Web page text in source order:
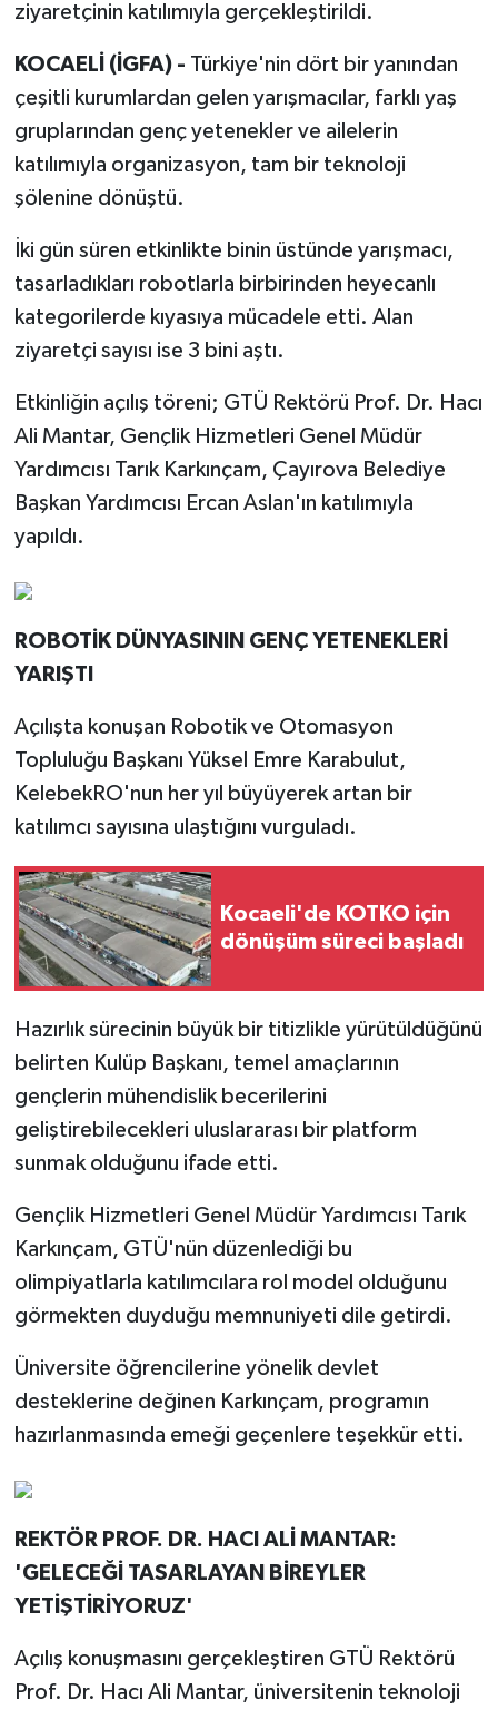
ziyaretçinin katılımıyla gerçekleştirildi.
KOCAELİ (İGFA) - Türkiye'nin dört bir yanından
çeşitli kurumlardan gelen yarışmacılar, farklı yaş
gruplarından genç yetenekler ve ailelerin
katılımıyla organizasyon, tam bir teknoloji
şölenine dönüştü.
İki gün süren etkinlikte binin üstünde yarışmacı,
tasarladıkları robotlarla birbirinden heyecanlı
kategorilerde kıyasıya mücadele etti. Alan
ziyaretçi sayısı ise 3 bini aştı.
Etkinliğin açılış töreni; GTÜ Rektörü Prof. Dr. Hacı
Ali Mantar, Gençlik Hizmetleri Genel Müdür
Yardımcısı Tarık Karkınçam, Çayırova Belediye
Başkan Yardımcısı Ercan Aslan'ın katılımıyla
yapıldı.
ROBOTİK DÜNYASININ GENÇ YETENEKLERİ
YARIŞTI
Açılışta konuşan Robotik ve Otomasyon
Topluluğu Başkanı Yüksel Emre Karabulut,
KelebekRO'nun her yıl büyüyerek artan bir
katılımcı sayısına ulaştığını vurguladı.
Kocaeli'de KOTKO için
dönüşüm süreci başladı
Hazırlık sürecinin büyük bir titizlikle yürütüldüğünü
belirten Kulüp Başkanı, temel amaçlarının
gençlerin mühendislik becerilerini
geliştirebilecekleri uluslararası bir platform
sunmak olduğunu ifade etti.
Gençlik Hizmetleri Genel Müdür Yardımcısı Tarık
Karkınçam, GTÜ'nün düzenlediği bu
olimpiyatlarla katılımcılara rol model olduğunu
görmekten duyduğu memnuniyeti dile getirdi.
Üniversite öğrencilerine yönelik devlet
desteklerine değinen Karkınçam, programın
hazırlanmasında emeği geçenlere teşekkür etti.
REKTÖR PROF. DR. HACI ALİ MANTAR:
'GELECEĞİ TASARLAYAN BİREYLER
YETİŞTİRİYORUZ'
Açılış konuşmasını gerçekleştiren GTÜ Rektörü
Prof. Dr. Hacı Ali Mantar, üniversitenin teknoloji